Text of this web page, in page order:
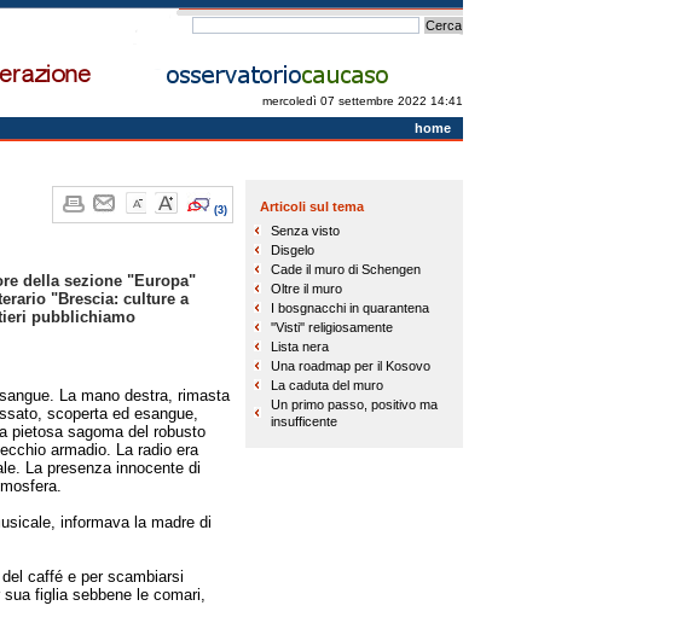
mercoledì 07 settembre 2022 14:41
home
(3)
della sezione "Europa"
"Brescia: culture a
pubblichiamo
La mano destra, rimasta
scoperta ed esangue,
pietosa sagoma del robusto
armadio. La radio era
La presenza innocente di
informava la madre di
caffé e per scambiarsi
figlia sebbene le comari,
Articoli sul tema
Senza visto
Disgelo
Cade il muro di Schengen
Oltre il muro
I bosgnacchi in quarantena
''Visti'' religiosamente
Lista nera
Una roadmap per il Kosovo
La caduta del muro
Un primo passo, positivo ma
insufficente